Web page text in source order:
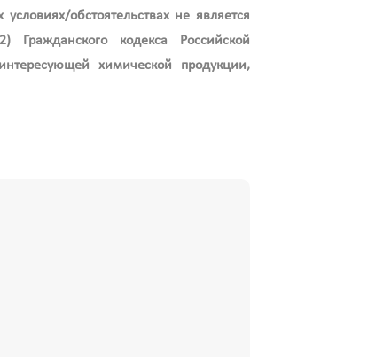
обстоятельствах не является
кодекса Российской
химической продукции,